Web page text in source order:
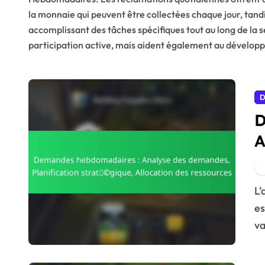
la monnaie qui peuvent être collectées chaque jour,
accomplissant des tâches spécifiques tout au long de
participation active, mais aident également au
L’analyse hebdomadaire des réclamations est